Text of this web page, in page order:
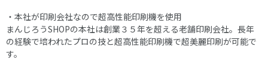
・本社が印刷会社なので超高性能印刷機を使用
まんじろうSHOPの本社は創業３５年を超える老舗印刷会社。長年
の経験で培われたプロの技と超高性能印刷機で超美麗印刷が可能で
す。